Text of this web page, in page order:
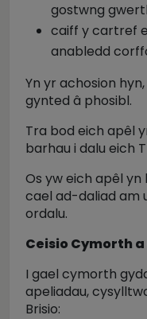
gostwng
caiff y cartref
anabledd
Yn yr achosion
gynted â phosibl.
Tra bod eich apêl
barhau i dalu eich
Os yw eich apêl
cael ad-daliad am
ordalu.
Ceisio Cymorth
I gael cymorth
apeliadau,
Brisio: